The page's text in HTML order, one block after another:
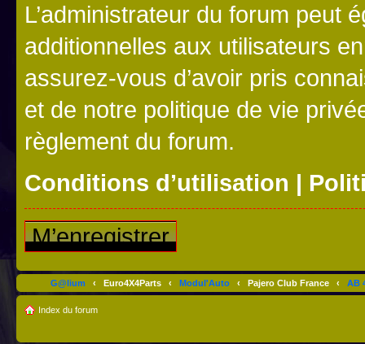
L’administrateur du forum peut
additionnelles aux utilisateurs
assurez-vous d’avoir pris
et de notre politique de vie
règlement du forum.
Conditions d’utilisation |
M’enregistrer
G@lium ‹ Euro4X4Parts ‹ Modul'Auto ‹ Pajero Club France ‹ AB
Index du forum